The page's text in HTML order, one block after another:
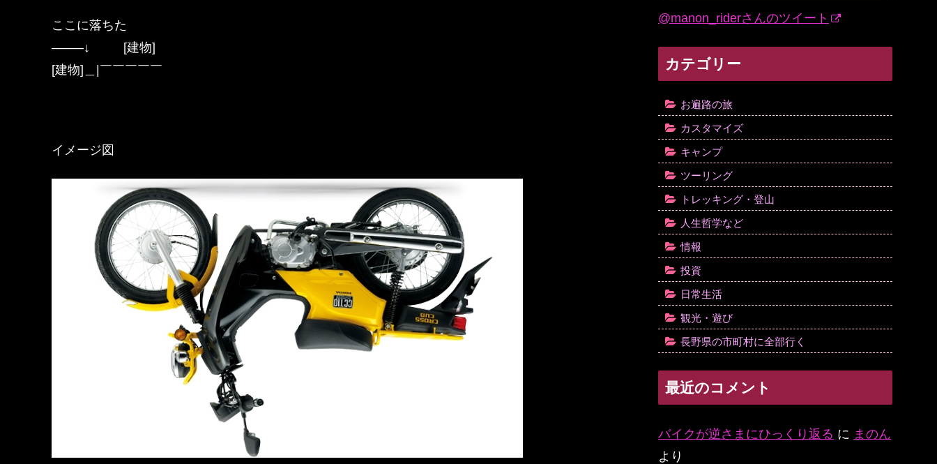
ここに落ちた
——–↓ [建物]
[建物]＿|￣￣￣￣￣
イメージ図
@manon_riderさんのツイート
カテゴリー
お遍路の旅
カスタマイズ
キャンプ
ツーリング
トレッキング・登山
人生哲学など
情報
投資
日常生活
観光・遊び
長野県の市町村に全部行く
最近のコメント
バイクが逆さまにひっくり返る に まのん
より